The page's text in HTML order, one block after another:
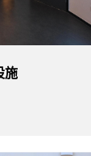
施